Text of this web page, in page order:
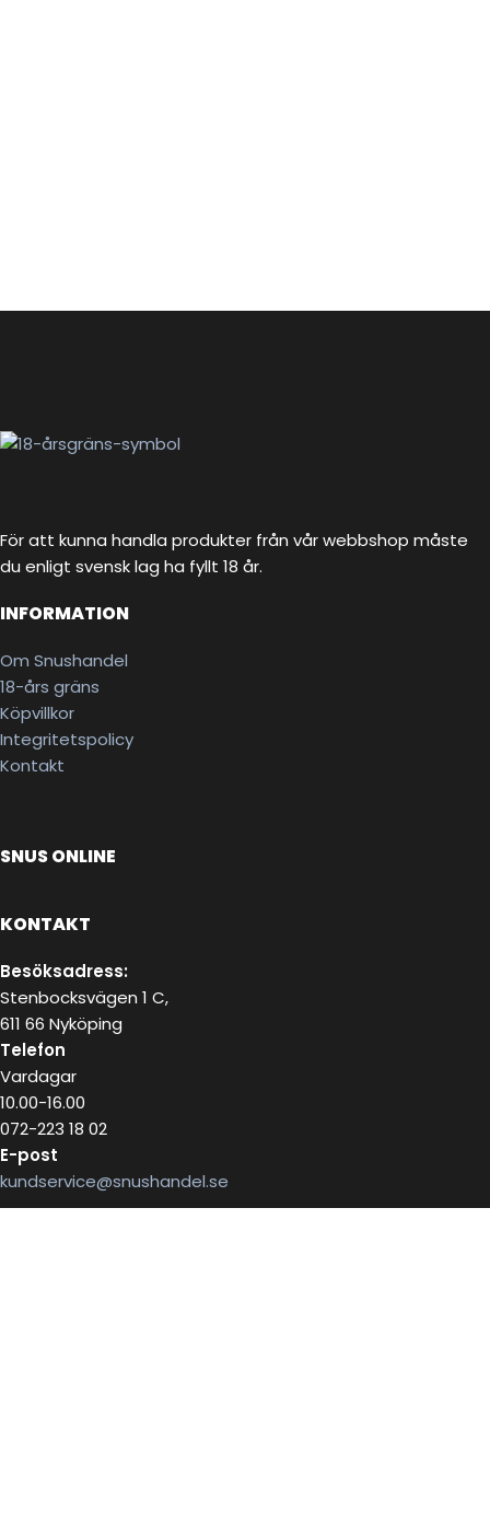
För att kunna handla produkter från vår webbshop måste
du enligt svensk lag ha fyllt 18 år.
INFORMATION
Om Snushandel
18-års gräns
Köpvillkor
Integritetspolicy
Kontakt
SNUS ONLINE
KONTAKT
Besöksadress:
Stenbocksvägen 1 C,
611 66 Nyköping
Telefon
Vardagar
10.00-16.00
072-223 18 02
E-post
kundservice@snushandel.se